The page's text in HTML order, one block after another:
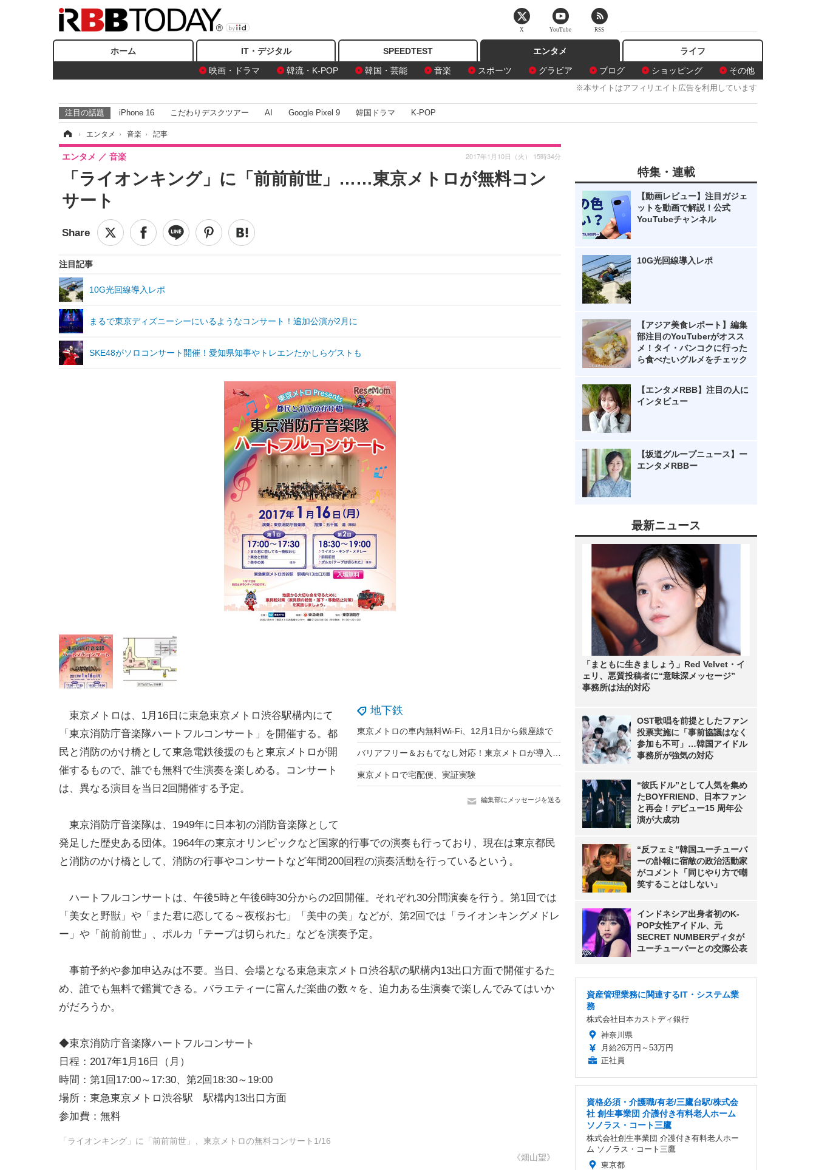
ホーム IT・デジタル SPEEDTEST
エンタメ
映画・ドラマ
韓流・K-POP 韓国・芸能 音楽 スポーツ グラビア ブログ ショッピング その他
ライフ
※本サイトはアフィリエイト広告を利用しています
注目の話題 iPhone 16 こだわりデスクツアー AI Google Pixel 9 韓国ドラマ K-POP
› エンタメ › 音楽 › 記事
「ライオンキング」に「前前前世」……東京メトロが無料コン
サート
エンタメ 音楽 2017年1月10日（火） 15時34分
注目記事
10G光回線導入レポ
まるで東京ディズニーシーにいるようなコンサート！追加公演が2月に
SKE48がソロコンサート開催！愛知県知事やトレエンたかしらゲストも
地下鉄
東京メトロの車内無料Wi-Fi、12月1日から銀座線で
東京メトロで宅配便、実証実験
編集部にメッセージを送る
東京メトロは、1月16日に東急東京メトロ渋谷駅構内にて
「東京消防庁音楽隊ハートフルコンサート」を開催する。都
民と消防のかけ橋として東急電鉄後援のもと東京メトロが開
催するもので、誰でも無料で生演奏を楽しめる。コンサート
は、異なる演目を当日2回開催する予定。
東京消防庁音楽隊は、1949年に日本初の消防音楽隊として
発足した歴史ある団体。1964年の東京オリンピックなど国家的行事での演奏も行っており、現在は東京都民
と消防のかけ橋として、消防の行事やコンサートなど年間200回程の演奏活動を行っているという。
ハートフルコンサートは、午後5時と午後6時30分からの2回開催。それぞれ30分間演奏を行う。第1回では
「美女と野獣」や「また君に恋してる～夜桜お七」「美中の美」などが、第2回では「ライオンキングメドレ
ー」や「前前前世」、ポルカ「テープは切られた」などを演奏予定。
事前予約や参加申込みは不要。当日、会場となる東急東京メトロ渋谷駅の駅構内13出口方面で開催するた
め、誰でも無料で鑑賞できる。バラエティーに富んだ楽曲の数々を、迫力ある生演奏で楽しんでみてはいか
がだろうか。
◆東京消防庁音楽隊ハートフルコンサート
日程：2017年1月16日（月）
時間：第1回17:00～17:30、第2回18:30～19:00
場所：東急東京メトロ渋谷駅 駅構内13出口方面
参加費：無料
「ライオンキング」に「前前前世」、東京メトロの無料コンサート1/16
《畑山望》
特集・連載
【動画レビュー】注目ガジェ
ットを動画で解説！公式
YouTubeチャンネル
10G光回線導入レポ
【アジア美食レポート】編集
部注目のYouTuberがオスス
メ！タイ・バンコクに行った
ら食べたいグルメをチェック
【エンタメRBB】注目の人に
インタビュー
【坂道グループニュース】ー
エンタメRBBー
最新ニュース
「まともに生きましょう」Red Velvet・イ
ェリ、悪質投稿者に“意味深メッセージ”
事務所は法的対応
OST歌唱を前提としたファン
投票実施に「事前協議はなく
参加も不可」…韓国アイドル
事務所が強気の対応
“彼氏ドル”として人気を集め
たBOYFRIEND、日本ファン
と再会！デビュー15 周年公
演が大成功
“反フェミ”韓国ユーチューバ
ーの訃報に宿敵の政治活動家
がコメント「同じやり方で嘲
笑することはしない」
インドネシア出身者初のK-
POP女性アイドル、元
SECRET NUMBERディタが
ユーチューバーとの交際公表
資産管理業務に関連するIT・システム業
務
株式会社日本カストディ銀行
神奈川県
月給26万円～53万円
正社員
資格必須・介護職/有老/三鷹台駅/株式会
社 創生事業団 介護付き有料老人ホーム
ソノラス・コート三鷹
株式会社創生事業団 介護付き有料老人ホー
ム ソノラス・コート三鷹
東京都
X YouTube RSS